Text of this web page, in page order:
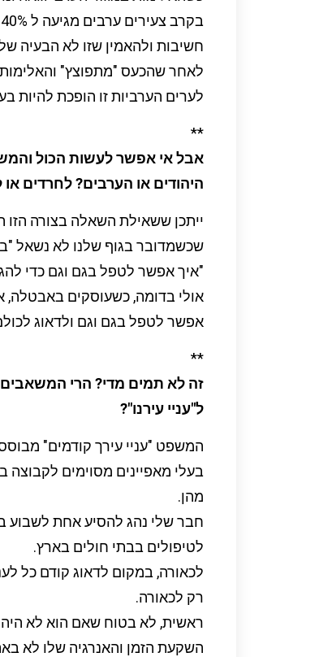
חשיבות ולהאמין שזו לא הבעיה
לאחר שהכעס "מתפוצץ"
לערים הערביות זו הופכת להיות
**
אבל אי אפשר לעשות הכול
היהודים או הערבים? לחרדים או
ייתכן ששאילת השאלה בצורה
שכשמדובר בגוף שלנו לא נשאל
"איך אפשר לטפל בגם וגם כדי
אולי בדומה, כשעוסקים באבטלה,
אפשר לטפל בגם וגם ולדאוג
**
זה לא תמים מדי? הרי המשאבים
ל"עניי עירנו"?
המשפט "עניי עירך קודמים"
בעלי מאפיינים מסוימים
מהן.
חבר שלי נהג להסיע אחת לשבוע
לטיפולים בבתי חולים בארץ.
לכאורה, במקום לדאוג קודם כל
רק לכאורה.
ראשית, לא בטוח שאם הוא לא היה
השקעת הזמן והאנרגיה שלו לא